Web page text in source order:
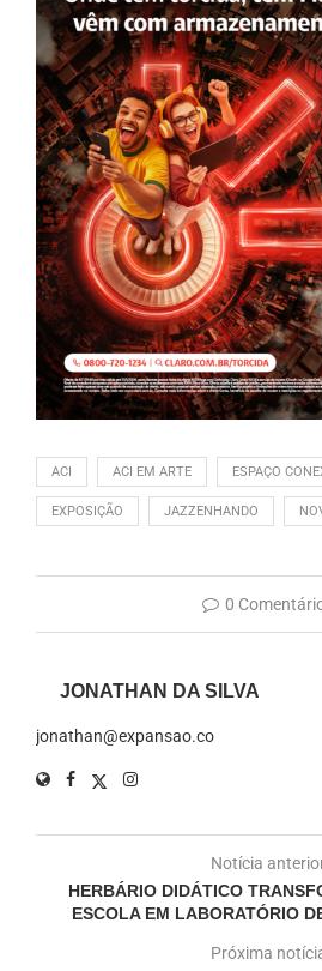
ACI ACI EM ARTE ESPAÇO
EXPOSIÇÃO JAZZENHANDO
0
JONATHAN DA SILVA
jonathan@expansao.co
Notícia
HERBÁRIO DIDÁTICO
ESCOLA EM LABORATÓRIO
Próxima